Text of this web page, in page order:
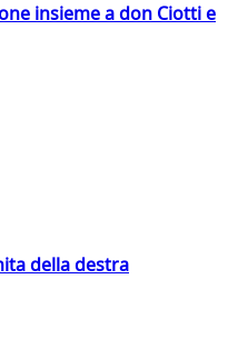
insieme a don Ciotti e
della destra